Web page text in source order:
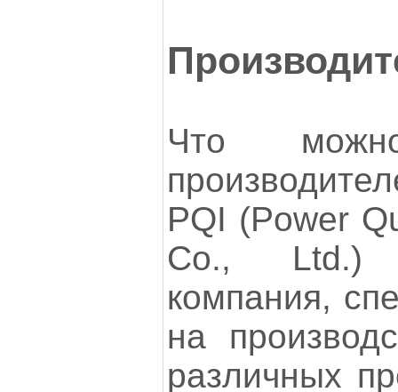
Что
PQI (Power
Co., Ltd.)
компания,
на
различных